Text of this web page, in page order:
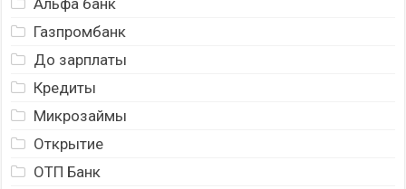
Газпромбанк
До зарплаты
Кредиты
Микрозаймы
Открытие
ОТП Банк